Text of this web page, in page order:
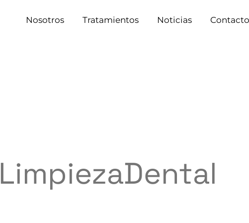
Nosotros Tratamientos Noticias
LimpiezaDental